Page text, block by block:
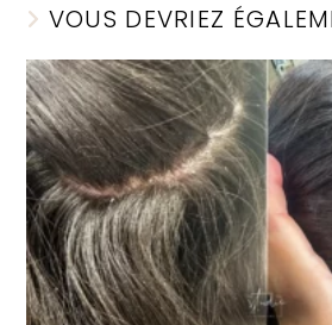
VOUS DEVRIEZ